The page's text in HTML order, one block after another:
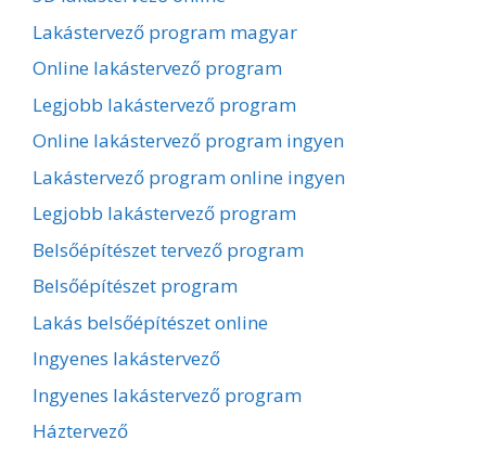
Lakástervező program magyar
Online lakástervező program
Legjobb lakástervező program
Online lakástervező program ingyen
Lakástervező program online ingyen
Legjobb lakástervező program
Belsőépítészet tervező program
Belsőépítészet program
Lakás belsőépítészet online
Ingyenes lakástervező
Ingyenes lakástervező program
Háztervező